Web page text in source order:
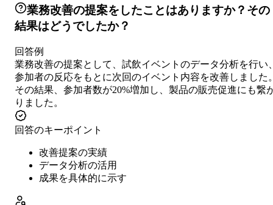
業務改善の提案をしたことはありますか？その
結果はどうでしたか？
回答例
業務改善の提案として、試飲イベントのデータ分析を行い
参加者の反応をもとに次回のイベント内容を改善しました
その結果、参加者数が20%増加し、製品の販売促進にも繋
りました。
回答のキーポイント
改善提案の実績
データ分析の活用
成果を具体的に示す